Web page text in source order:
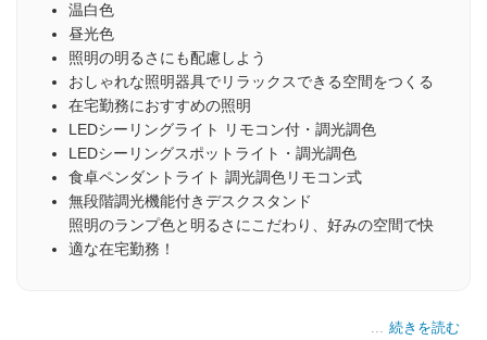
温白色
昼光色
照明の明るさにも配慮しよう
おしゃれな照明器具でリラックスできる空間をつくる
在宅勤務におすすめの照明
LEDシーリングライト リモコン付・調光調色
LEDシーリングスポットライト・調光調色
食卓ペンダントライト 調光調色リモコン式
無段階調光機能付きデスクスタンド
照明のランプ色と明るさにこだわり、好みの空間で快
適な在宅勤務！
続きを読む